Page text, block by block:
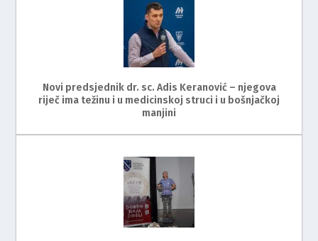
Novi predsjednik dr. sc. Adis Keranović – njegova
riječ ima težinu i u medicinskoj struci i u bošnjačkoj
manjini